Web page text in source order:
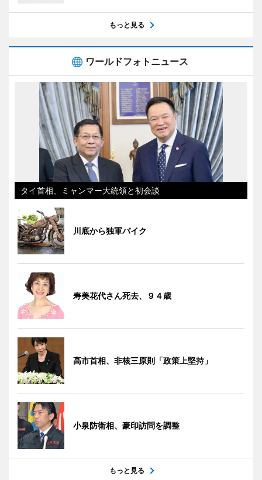
もっと見る
ワールドフォトニュース
タイ首相、ミャンマー大統領と初会談
川底から独軍バイク
寿美花代さん死去、９４歳
高市首相、非核三原則「政策上堅持」
小泉防衛相、豪印訪問を調整
もっと見る